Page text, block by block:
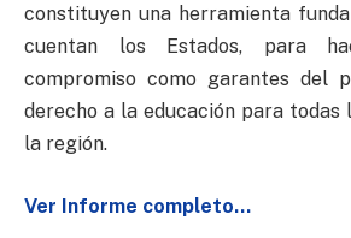
constituyen una herramienta
cuentan los Estados, para
compromiso como garantes del
derecho a la educación para todas
la región.
Ver Informe completo…